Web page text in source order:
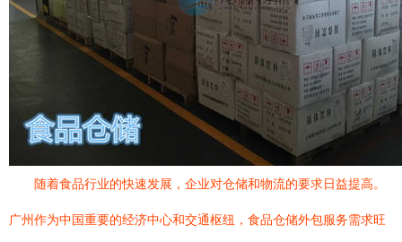
随着食品行业的快速发展，企业对仓储和物流的要求日益提高。
广州作为中国重要的经济中心和交通枢纽，食品仓储外包服务需求旺